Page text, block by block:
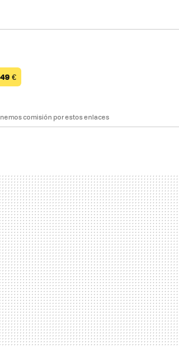
€
comisión por estos enlaces